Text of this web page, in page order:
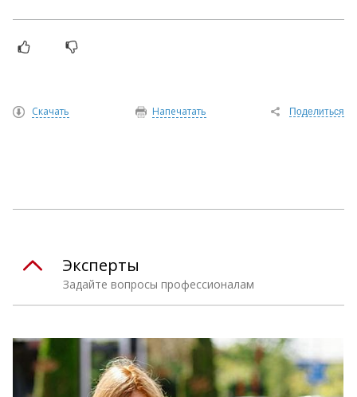
Поделиться
Напечатать
Скачать
Задайте вопросы профессионалам
Эксперты